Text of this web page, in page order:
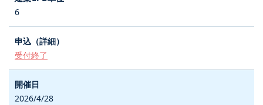
6
受付終了
2026/4/28